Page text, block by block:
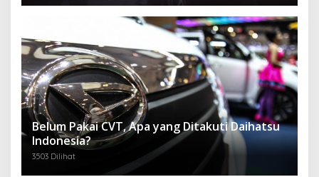
Belum Pakai CVT, Apa yang Ditakuti Daihatsu
Indonesia?
3503 Dilihat